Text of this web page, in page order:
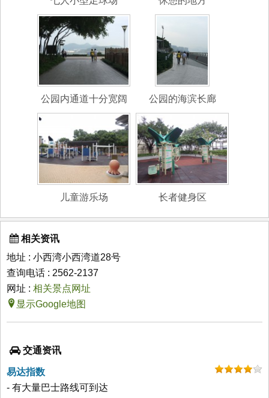
公园内通道十分宽阔 公园的海滨长廊
儿童游乐场 长者健身区
相关资讯
地址 : 小西湾小西湾道28号
查询电话 : 2562-2137
网址 : 相关景点网址
显示Google地图
交通资讯
易达指数
- 有大量巴士路线可到达